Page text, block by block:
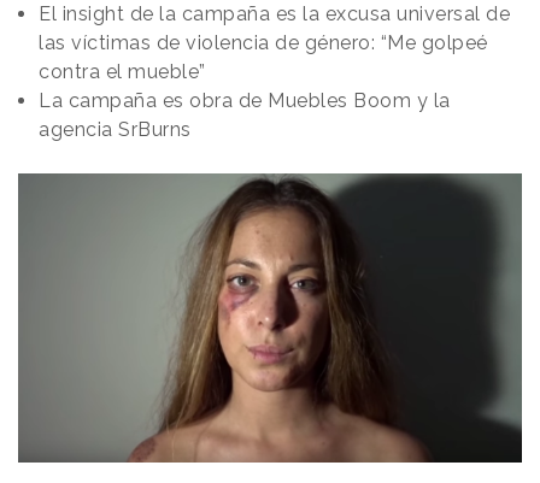
El insight de la campaña es la excusa universal de
las víctimas de violencia de género: “Me golpeé
contra el mueble”
La campaña es obra de Muebles Boom y la
agencia SrBurns